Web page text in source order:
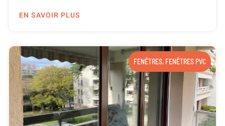
EN SAVOIR PLUS
FENÊTRES, FENÊTRES PVC